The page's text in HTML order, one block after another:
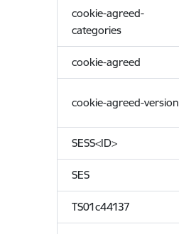
cookie-agreed-
categories
cookie-agreed
cookie-agreed-version
SESS<ID>
SES
TS01c44137